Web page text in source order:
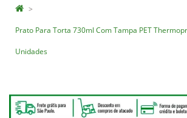
Prato Para Torta 730ml Com Tampa PET
Unidades